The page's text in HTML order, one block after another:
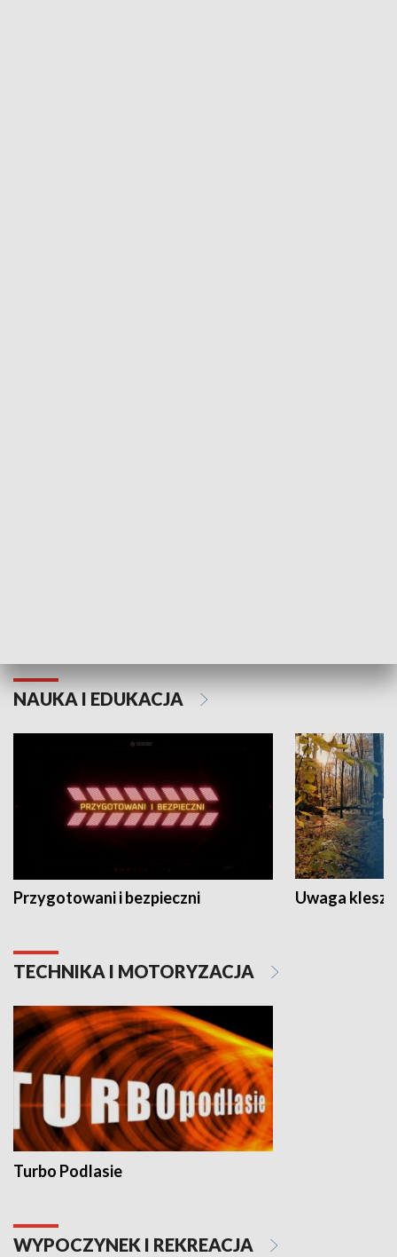
NAUKA I EDUKACJA
Przygotowani i bezpieczni Uwaga
TECHNIKA I MOTORYZACJA
Turbo Podlasie
WYPOCZYNEK I REKREACJA